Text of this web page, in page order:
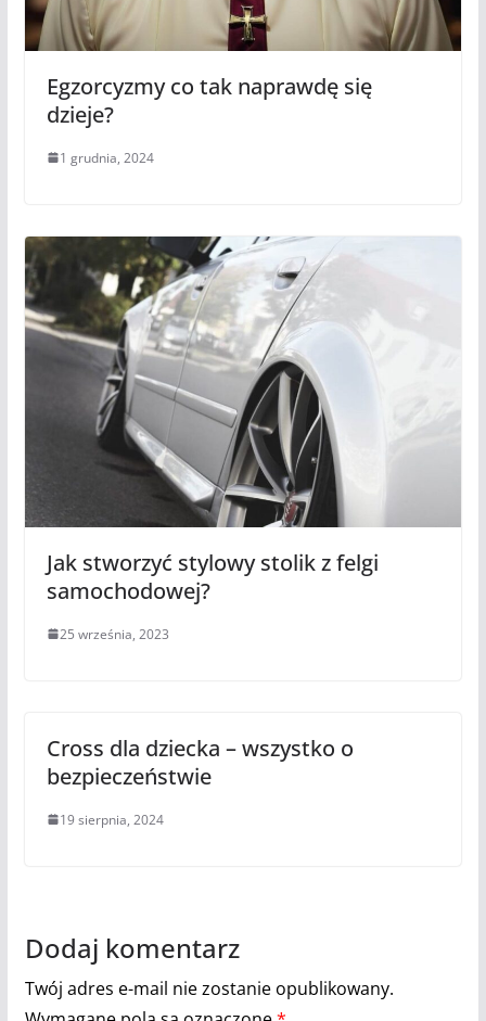
Egzorcyzmy co tak naprawdę się
dzieje?
1 grudnia, 2024
Jak stworzyć stylowy stolik z felgi
samochodowej?
25 września, 2023
Cross dla dziecka – wszystko o
bezpieczeństwie
19 sierpnia, 2024
Dodaj komentarz
Twój adres e-mail nie zostanie opublikowany.